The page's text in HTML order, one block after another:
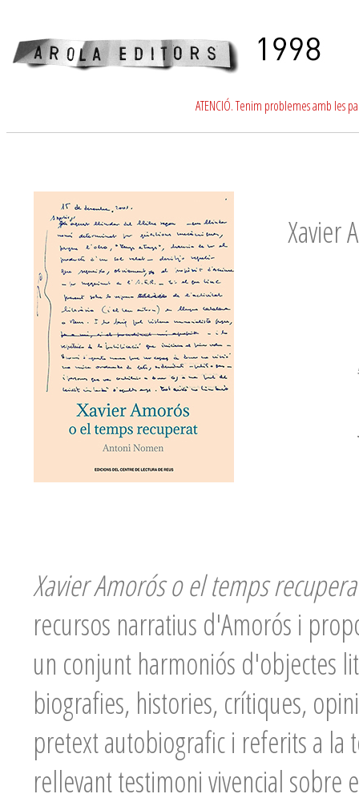
ATENCIÓ. Tenim problemes amb les
Xavier
Xavier Amorós o el temps
recursos narratius d'Amorós i
un conjunt harmoniós d'objectes
biografies, histories, crítiques,
pretext autobiografic i referits a
rellevant testimoni vivencial sobre